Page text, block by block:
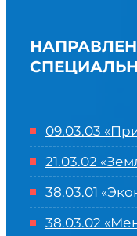
09.03.03
21.03.02
38.03.01
38.03.02